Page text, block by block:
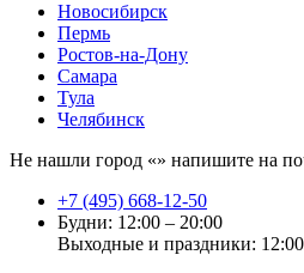
Новосибирск
Пермь
Ростов-на-Дону
Самара
Тула
Челябинск
Не нашли город «» напишите на
+7 (495) 668-12-50
Будни: 12:00 – 20:00
Выходные и праздники: